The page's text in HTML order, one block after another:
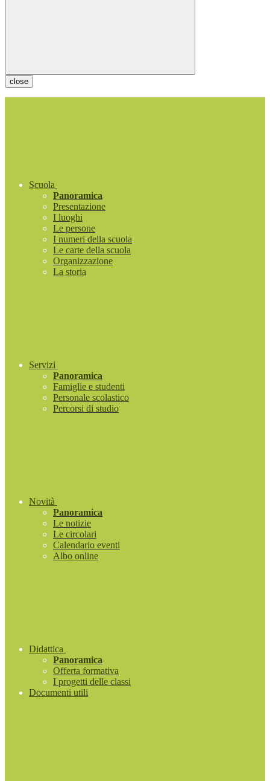
close
Scuola
Panoramica
Presentazione
I luoghi
Le persone
I numeri della scuola
Le carte della scuola
Organizzazione
La storia
Servizi
Panoramica
Famiglie e studenti
Personale scolastico
Percorsi di studio
Novità
Panoramica
Le notizie
Le circolari
Calendario eventi
Albo online
Didattica
Panoramica
Offerta formativa
I progetti delle classi
Documenti utili